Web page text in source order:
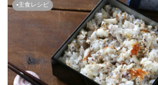
▪主食レシピ